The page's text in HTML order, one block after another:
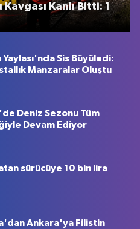
Kanlı Bitti: 1
Yaylası'nda Sis Büyüledi:
Manzaralar Oluştu
Deniz Sezonu Tüm
Devam Ediyor
sürücüye 10 bin lira
Ankara'ya Filistin